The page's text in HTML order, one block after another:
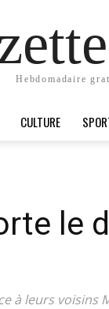
Hebdomadaire
CULTURE
le
à leurs voisins